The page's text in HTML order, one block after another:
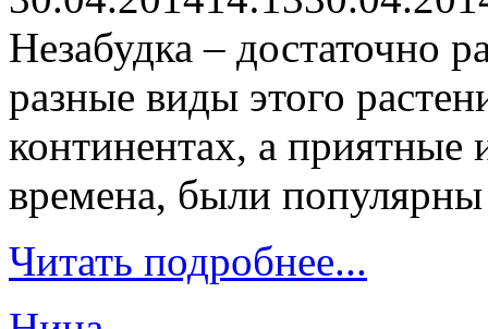
Незабудка – достаточно
разные виды этого
континентах, а приятные
времена, были
Читать подробнее...